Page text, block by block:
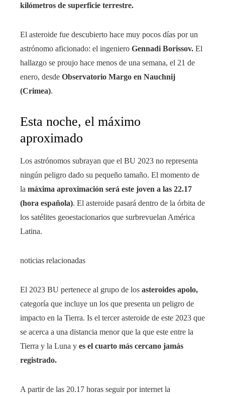
kilómetros de superficie terrestre.
El asteroide fue descubierto hace muy pocos días por un
astrónomo aficionado: el ingeniero Gennadi Borissov. El
hallazgo se proujo hace menos de una semana, el 21 de
enero, desde Observatorio Margo en Nauchnij
(Crimea).
Esta noche, el máximo
aproximado
Los astrónomos subrayan que el BU 2023 no representa
ningún peligro dado su pequeño tamaño. El momento de
la máxima aproximación será este joven a las 22.17
(hora española). El asteroide pasará dentro de la órbita de
los satélites geoestacionarios que surbrevuelan América
Latina.
noticias relacionadas
El 2023 BU pertenece al grupo de los asteroides apolo,
categoría que incluye un los que presenta un peligro de
impacto en la Tierra. Is el tercer asteroide de este 2023 que
se acerca a una distancia menor que la que este entre la
Tierra y la Luna y es el cuarto más cercano jamás
registrado.
A partir de las 20.17 horas seguir por internet la